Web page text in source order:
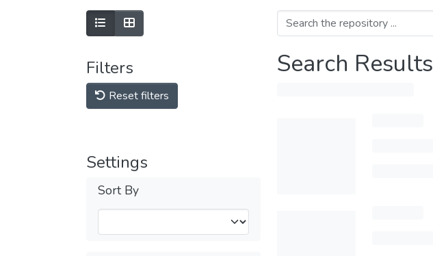
Filters
Reset filters
Settings
Sort By
Search Results